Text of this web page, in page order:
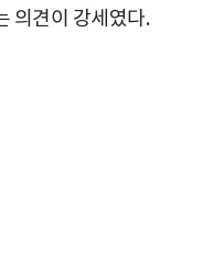
의견이 강세였다.